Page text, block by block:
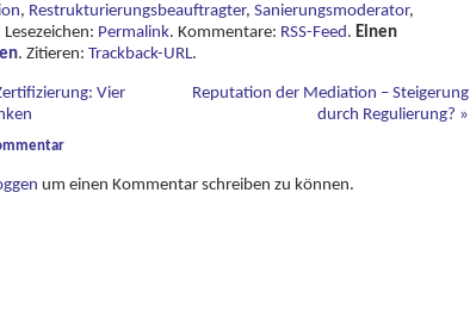
, Restrukturierungsbeauftragter, Sanierungsmoderator,
Lesezeichen: Permalink. Kommentare: RSS-Feed. Einen
. Zitieren: Trackback-URL.
Vier
Reputation der Mediation – Steigerung
durch Regulierung? »
um einen Kommentar schreiben zu können.